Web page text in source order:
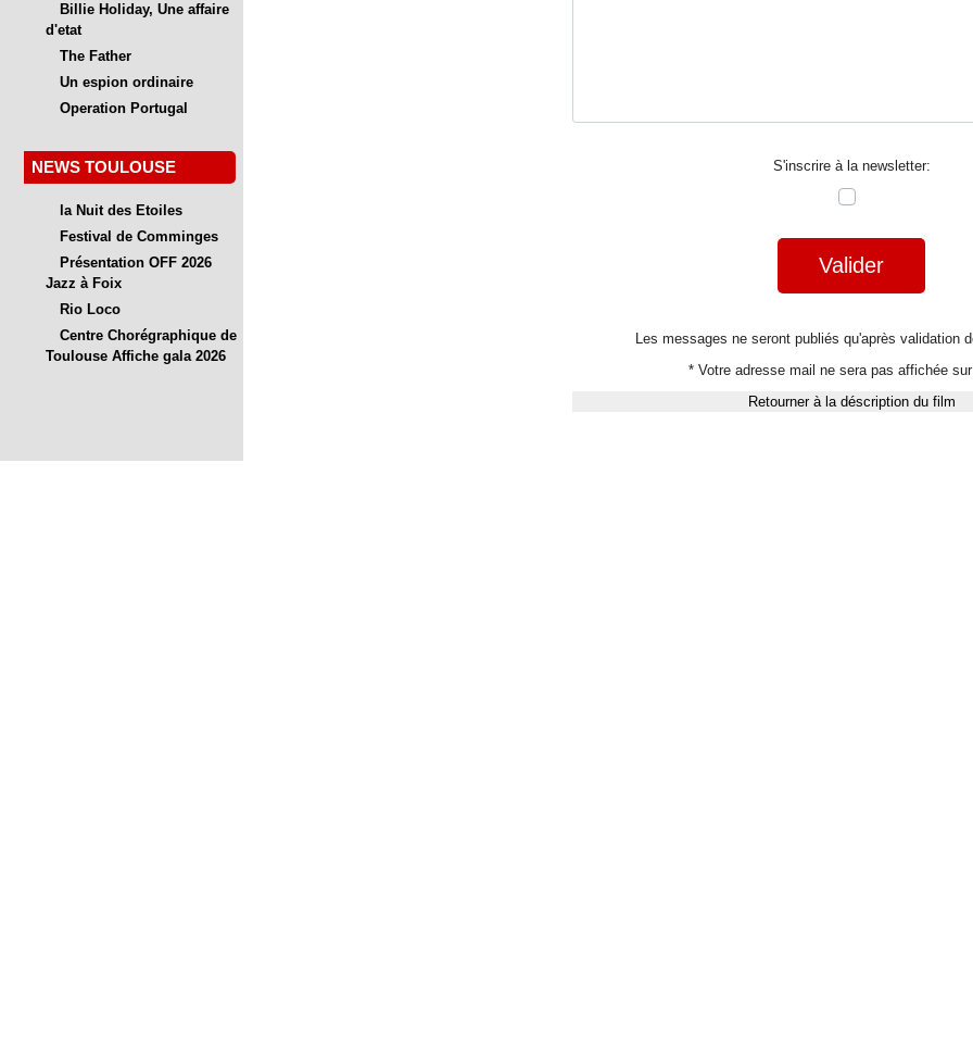
Billie Holiday, Une affaire
d'etat
The Father
Un espion ordinaire
Operation Portugal
NEWS TOULOUSE
la Nuit des Etoiles
Festival de Comminges
Présentation OFF 2026
Jazz à Foix
Rio Loco
Centre Chorégraphique de
Toulouse Affiche gala 2026
S'inscrire à la newsletter:
Valider
Les messages ne seront publiés qu'après validation
* Votre adresse mail ne sera pas affichée
Retourner à la déscription du film